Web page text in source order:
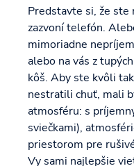
Predstavte si, že ste
zazvoní telefón.
mimoriadne
alebo na vás z
kôš. Aby ste kvôli
nestratili chuť, mali
atmosféru: s
sviečkami),
priestorom pre
Vy sami najlepšie